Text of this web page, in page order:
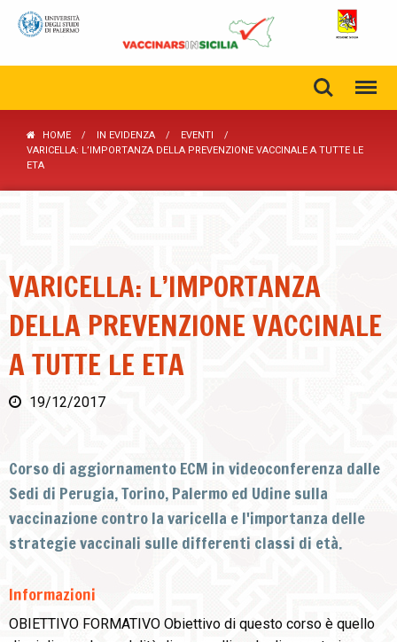
HOME IN EVIDENZA
EVENTI
VARICELLA: L’IMPORTANZA DELLA PREVENZIONE VACCINALE A TUTTE LE
ETA
VARICELLA: L’IMPORTANZA
DELLA PREVENZIONE VACCINALE
A TUTTE LE ETA
19/12/2017
Corso di aggiornamento ECM in videoconferenza dalle
Sedi di Perugia, Torino, Palermo ed Udine sulla
vaccinazione contro la varicella e l'importanza delle
strategie vaccinali sulle differenti classi di età.
Informazioni
OBIETTIVO FORMATIVO Obiettivo di questo corso è quello